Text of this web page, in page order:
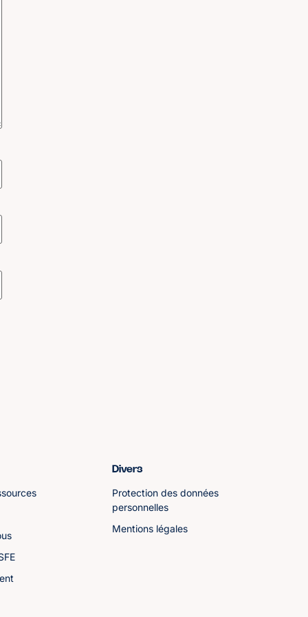
Divers
Protection des données
personnelles
Mentions légales